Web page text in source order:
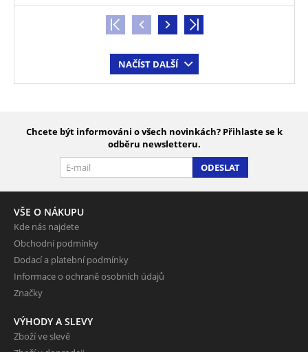
NAČÍST DALŠÍ
Chcete být informováni o všech novinkách? Přihlaste se k
odběru newsletteru.
ODESLAT
VŠE O NÁKUPU
Kde nás najdete
Obchodní podmínky
Dodací a platební podmínky
Informace o ochraně osobních údajů
Značky
VÝHODY A SLEVY
Zboží ve slevě